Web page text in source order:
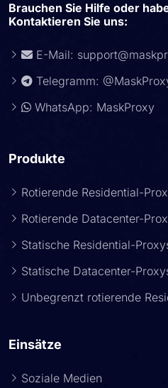
Brauchen Sie Hilfe oder
Kontaktieren Sie uns:
E-Mail:
Telegramm:
WhatsApp: MaskProxy
Produkte
Rotierende Residential-
Rotierende Datacenter-
Statische Residential-
Statische Datacenter-
Unbegrenzt rotierende
Einsätze
Soziale Medien